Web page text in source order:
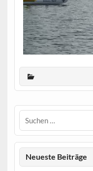
Neueste Beiträge